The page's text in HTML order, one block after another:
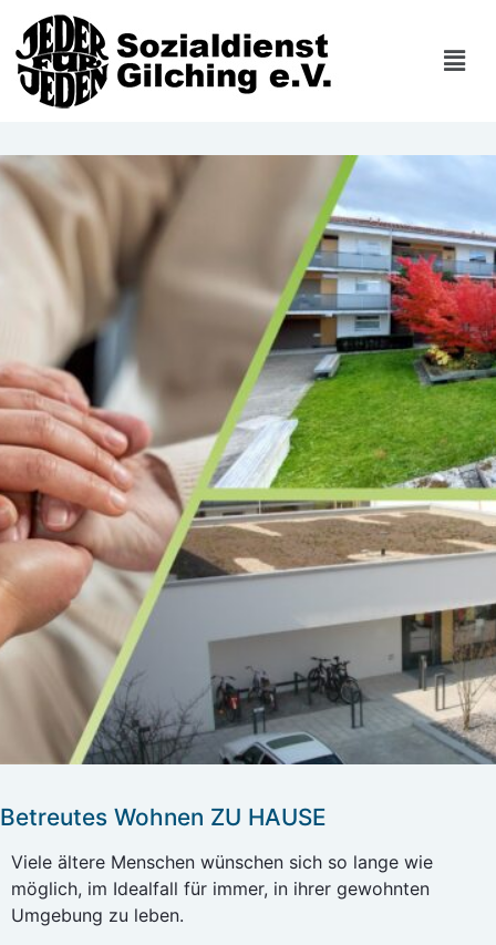
Betreutes Wohnen ZU HAUSE
Viele ältere Menschen wünschen sich so lange wie
möglich, im Idealfall für immer, in ihrer gewohnten
Umgebung zu leben.